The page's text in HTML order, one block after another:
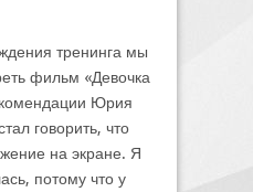
тренинга мы
фильм «Девочка
Юрия
говорить, что
на экране. Я
потому что у